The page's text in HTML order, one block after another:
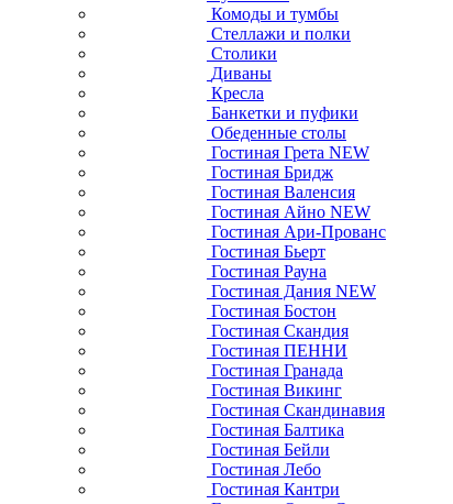
Комоды и тумбы
Стеллажи и полки
Столики
Диваны
Кресла
Банкетки и пуфики
Обеденные столы
Гостиная Грета NEW
Гостиная Бридж
Гостиная Валенсия
Гостиная Айно NEW
Гостиная Ари-Прованс
Гостиная Бьерт
Гостиная Рауна
Гостиная Дания NEW
Гостиная Бостон
Гостиная Скандия
Гостиная ПЕННИ
Гостиная Гранада
Гостиная Викинг
Гостиная Скандинавия
Гостиная Балтика
Гостиная Бейли
Гостиная Лебо
Гостиная Кантри